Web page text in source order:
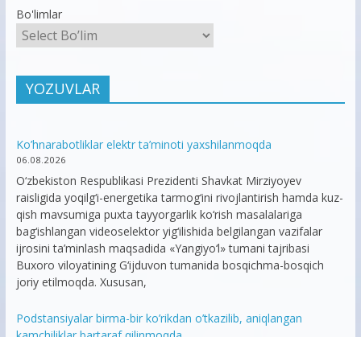
Bo'limlar
YOZUVLAR
Ko’hnarabotliklar elektr ta’minoti yaxshilanmoqda
06.08.2026
O‘zbekiston Respublikasi Prezidenti Shavkat Mirziyoyev
raisligida yoqilg‘i-energetika tarmog‘ini rivojlantirish hamda kuz-
qish mavsumiga puxta tayyorgarlik ko‘rish masalalariga
bag‘ishlangan videoselektor yig‘ilishida belgilangan vazifalar
ijrosini ta’minlash maqsadida «Yangiyo‘l» tumani tajribasi
Buxoro viloyatining G‘ijduvon tumanida bosqichma-bosqich
joriy etilmoqda. Xususan,
Podstansiyalar birma-bir ko’rikdan o’tkazilib, aniqlangan